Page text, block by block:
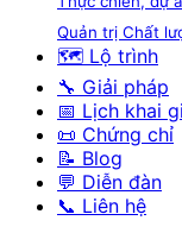
Quản trị Chất
🗺️ Lộ trình
🔧 Giải pháp
📅 Lịch khai
📜 Chứng chỉ
📝 Blog
💬 Diễn đàn
📞 Liên hệ